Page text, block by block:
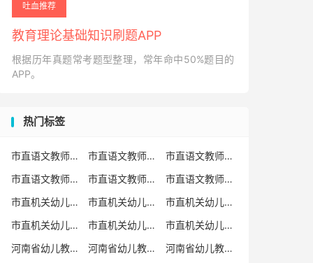
吐血推荐
教育理论基础知识刷题APP
根据历年真题常考题型整理，常年命中50%题目的
APP。
热门标签
市直语文教师招聘 市直语文教师招聘考试真题
市直语文教师招聘考试真题卷
市直语文教师编制考试真题
市直语文教师编制考试真题卷
市直语文教师考试
市直机关幼儿教师招聘
市直机关幼儿教师考试
市直机关幼儿教师招聘考试真题
市直机关幼儿教师招聘考试真题卷
市直机关幼儿教师编制考试真题卷
市直机关幼儿教师编制考试真题
河南省幼儿教师招聘
河南省幼儿教师考试
河南省幼儿教师招聘考试真题